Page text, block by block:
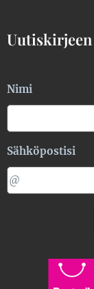
Nimi
Sähköpostisi